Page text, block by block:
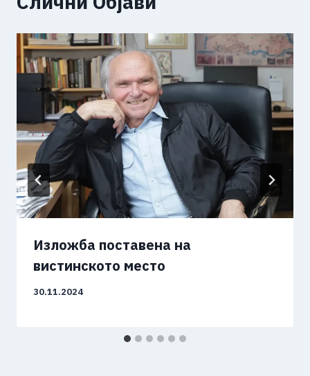
Изложба поставена на
вистинското место
30.11.2024